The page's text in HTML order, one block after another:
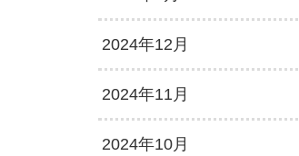
2024年12月
2024年11月
2024年10月